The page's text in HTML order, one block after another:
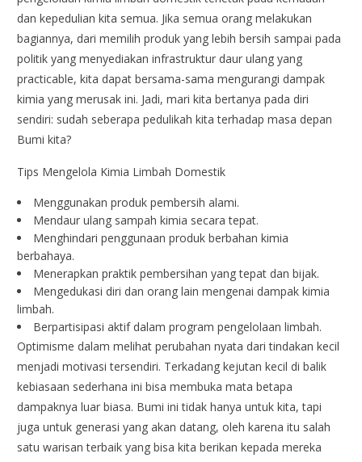
dan kepedulian kita semua. Jika semua orang melakukan
bagiannya, dari memilih produk yang lebih bersih sampai pada
politik yang menyediakan infrastruktur daur ulang yang
practicable, kita dapat bersama-sama mengurangi dampak
kimia yang merusak ini. Jadi, mari kita bertanya pada diri
sendiri: sudah seberapa pedulikah kita terhadap masa depan
Bumi kita?
Tips Mengelola Kimia Limbah Domestik
Menggunakan produk pembersih alami.
Mendaur ulang sampah kimia secara tepat.
Menghindari penggunaan produk berbahan kimia
berbahaya.
Menerapkan praktik pembersihan yang tepat dan bijak.
Mengedukasi diri dan orang lain mengenai dampak kimia
limbah.
Berpartisipasi aktif dalam program pengelolaan limbah.
Optimisme dalam melihat perubahan nyata dari tindakan kecil
menjadi motivasi tersendiri. Terkadang kejutan kecil di balik
kebiasaan sederhana ini bisa membuka mata betapa
dampaknya luar biasa. Bumi ini tidak hanya untuk kita, tapi
juga untuk generasi yang akan datang, oleh karena itu salah
satu warisan terbaik yang bisa kita berikan kepada mereka